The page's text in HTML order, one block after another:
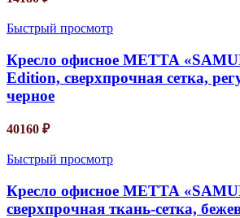
Быстрый просмотр
Кресло офисное МЕТТА
Edition, сверхпрочная сетка,
черное
40160 ₽
Быстрый просмотр
Кресло офисное МЕТТА
сверхпрочная ткань-сетка,